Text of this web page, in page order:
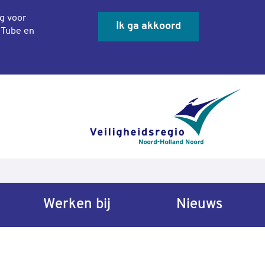
voor
en
Ik ga akkoord
Werken bij Nieuws